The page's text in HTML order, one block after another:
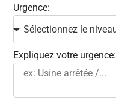
Urgence:
Expliquez votre urgence: